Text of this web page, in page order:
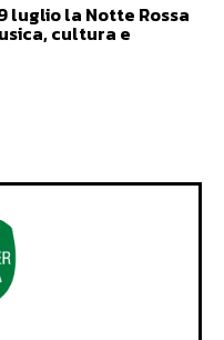
luglio la Notte Rossa
cultura e